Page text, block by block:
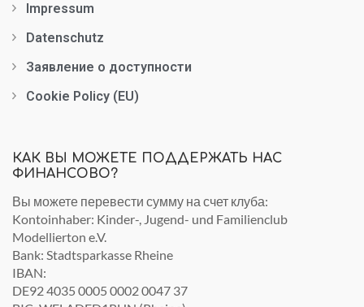
Impressum
Datenschutz
Заявление о доступности
Cookie Policy (EU)
КАК ВЫ МОЖЕТЕ ПОДДЕРЖАТЬ НАС
ФИНАНСОВО?
Вы можете перевести сумму на счет клуба:
Kontoinhaber: Kinder-, Jugend- und Familienclub
Modellierton e.V.
Bank: Stadtsparkasse Rheine
IBAN:
DE92 4035 0005 0002 0047 37